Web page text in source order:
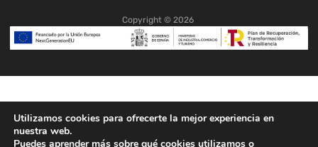
Copyright © 2026
Utilizamos cookies para ofrecerte la mejor experiencia en
nuestra web.
Puedes aprender más sobre qué cookies utilizamos o